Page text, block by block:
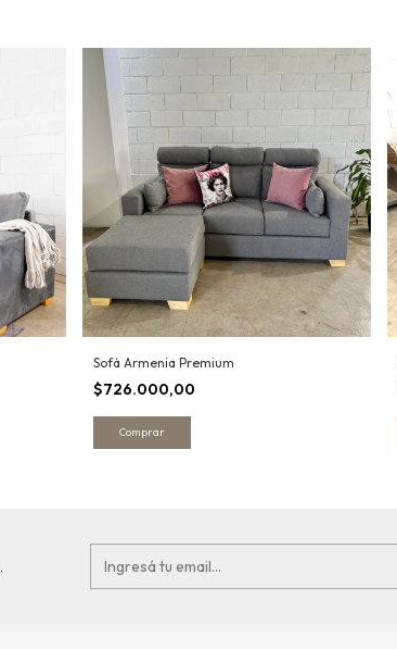
Sofá Armenia Premium
$726.000,00
Comprar